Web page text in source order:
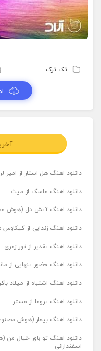
تک ترک
دانلود اهنگ هل استار از امیر
دانلود اهنگ ماسک از میث
دانلود اهنگ آتش دل (هوش
دانلود اهنگ زندایی از
دانلود اهنگ تقدیر از تور زمری
دانلود اهنگ حضور تنهایی از
دانلود اهنگ اشتباه از میلاد
دانلود اهنگ تروما از مستر
دانلود اهنگ بیمار (هوش
دانلود اهنگ تو باور خیال
اسفندارانی